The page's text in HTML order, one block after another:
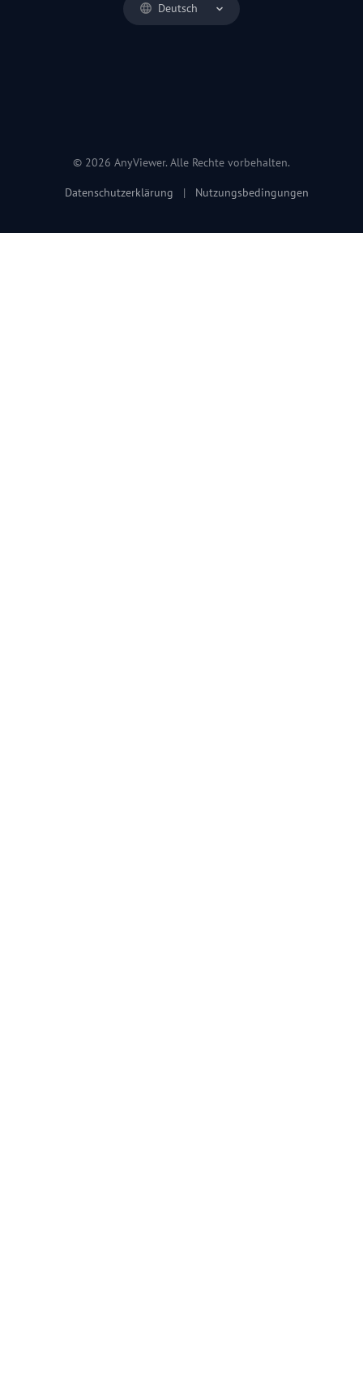
Deutsch
© 2026 AnyViewer. Alle Rechte vorbehalten.
Datenschutzerklärung | Nutzungsbedingungen